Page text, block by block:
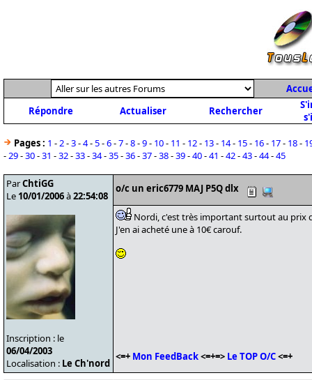
Répondre
Actualiser Rechercher
Pages : 1 -2-3-4-5-6-7-8-9- 10- 11 - 12- 13- 14- 15- 16- 17- 18-
-29-30-31 -32-33-34-35-36-37-38-39-40-41 -42-43-44-45
ParChtiGG
Le 10/01/2006à22:54:08
Inscription : le
06/04/2003
Localisation : Le Ch'nord
o/c un eric6779 MAJ P5Q dlx
Nordi, c'est très important surtout au prix
J'en ai acheté une à 10€ carouf.
<=+ Mon FeedBack<=+=> Le TOP O/C<=+